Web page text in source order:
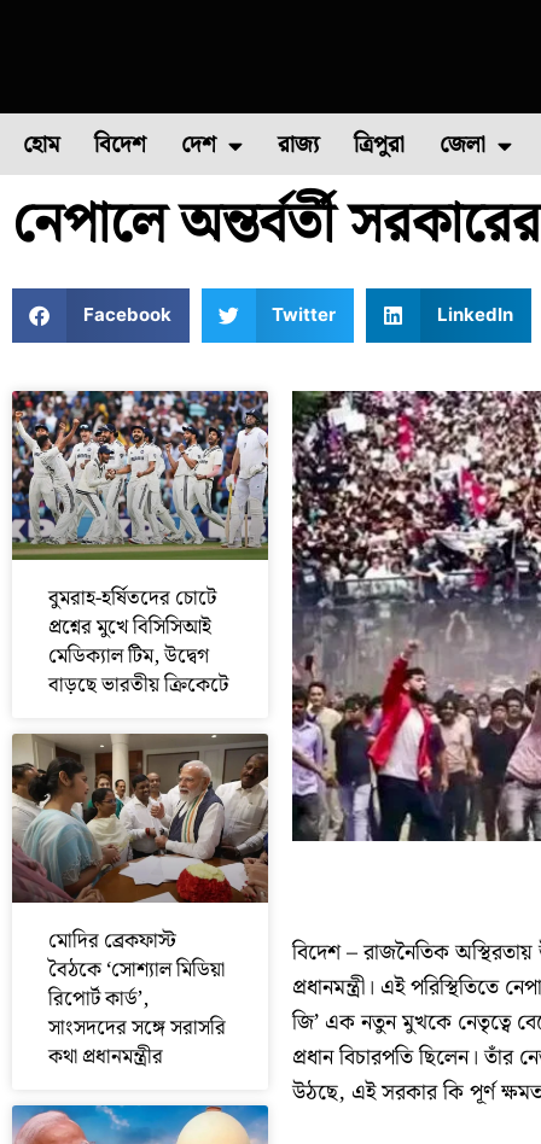
হোম বিদেশ দেশ
ফুল চাষ ফল চাষ মাছ চাষ পোল্ট্রি চাষ
রাজ্য ত্রিপুরা জেলা
উত্তর ২৪ পরগনা
নেপালে অন্তর্বর্তী
Facebook Twitter LinkedIn
বুমরাহ-হর্ষিতদের চোটে
প্রশ্নের মুখে বিসিসিআই
মেডিক্যাল টিম, উদ্বেগ
বাড়ছে ভারতীয় ক্রিকেটে
মোদির ব্রেকফাস্ট
বৈঠকে ‘সোশ্যাল মিডিয়া
রিপোর্ট কার্ড’,
সাংসদদের সঙ্গে সরাসরি
কথা প্রধানমন্ত্রীর
বিদেশ – রাজনৈতিক
প্রধানমন্ত্রী। এই পরিস্থিতিতে
জি’ এক নতুন মুখকে নেতৃত্বে
প্রধান বিচারপতি ছিলেন। তাঁর
উঠছে, এই সরকার কি পূর্ণ